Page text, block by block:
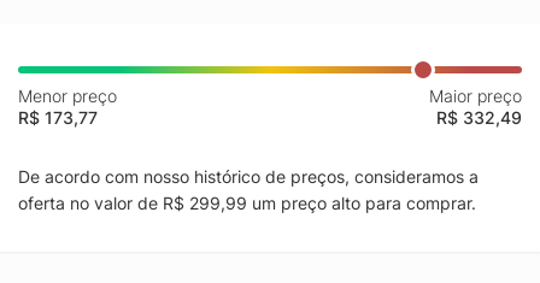
Menor preço
R$ 173,77
Maior preço
R$ 332,49
De acordo com nosso histórico de preços, consideramos a
oferta no valor de R$ 299,99 um preço alto para comprar.